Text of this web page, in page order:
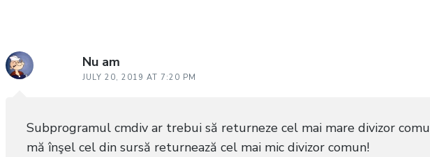
Nu am
JULY 20, 2019 AT 7:20 PM
Subprogramul cmdiv ar trebui să returneze cel mai mare divizor
mă înşel cel din sursă returnează cel mai mic divizor comun!